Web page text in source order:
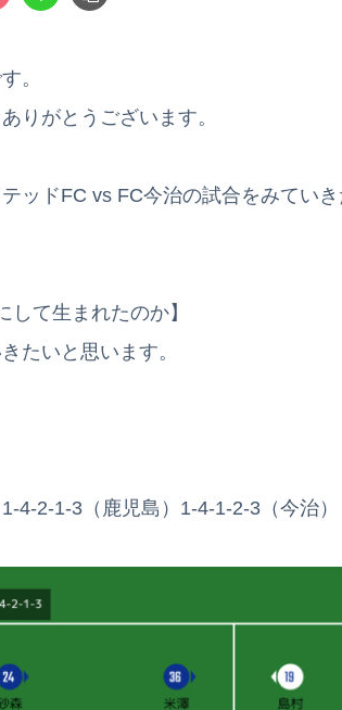
。
りがとうございます。
ッドFC vs FC今治の試合をみていき
して生まれたのか】
たいと思います。
4-2-1-3（鹿児島）1-4-1-2-3（今治）